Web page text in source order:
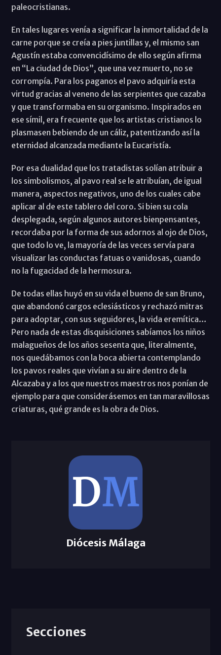
paleocristianas.
En tales lugares venía a significar la inmortalidad de la
carne porque se creía a pies juntillas y, el mismo san
Agustín estaba convencidísimo de ello según afirma
en “La ciudad de Dios”, que una vez muerto, no se
corrompía. Para los paganos el pavo adquiría esta
virtud gracias al veneno de las serpientes que cazaba
y que transformaba en su organismo. Inspirados en
ese símil, era frecuente que los artistas cristianos lo
plasmasen bebiendo de un cáliz, patentizando así la
eternidad alcanzada mediante la Eucaristía.
Por esa dualidad que los tratadistas solían atribuir a
los simbolismos, al pavo real se le atribuían, de igual
manera, aspectos negativos, uno de los cuales cabe
aplicar al de este tablero del coro. Si bien su cola
desplegada, según algunos autores bienpensantes,
recordaba por la forma de sus adornos al ojo de Dios,
que todo lo ve, la mayoría de las veces servía para
visualizar las conductas fatuas o vanidosas, cuando
no la fugacidad de la hermosura.
De todas ellas huyó en su vida el bueno de san Bruno,
que abandonó cargos eclesiásticos y rechazó mitras
para adoptar, con sus seguidores, la vida eremítica…
Pero nada de estas disquisiciones sabíamos los niños
malagueños de los años sesenta que, literalmente,
nos quedábamos con la boca abierta contemplando
los pavos reales que vivían a su aire dentro de la
Alcazaba y a los que nuestros maestros nos ponían de
ejemplo para que considerásemos en tan maravillosas
criaturas, qué grande es la obra de Dios.
Diócesis Málaga
Secciones